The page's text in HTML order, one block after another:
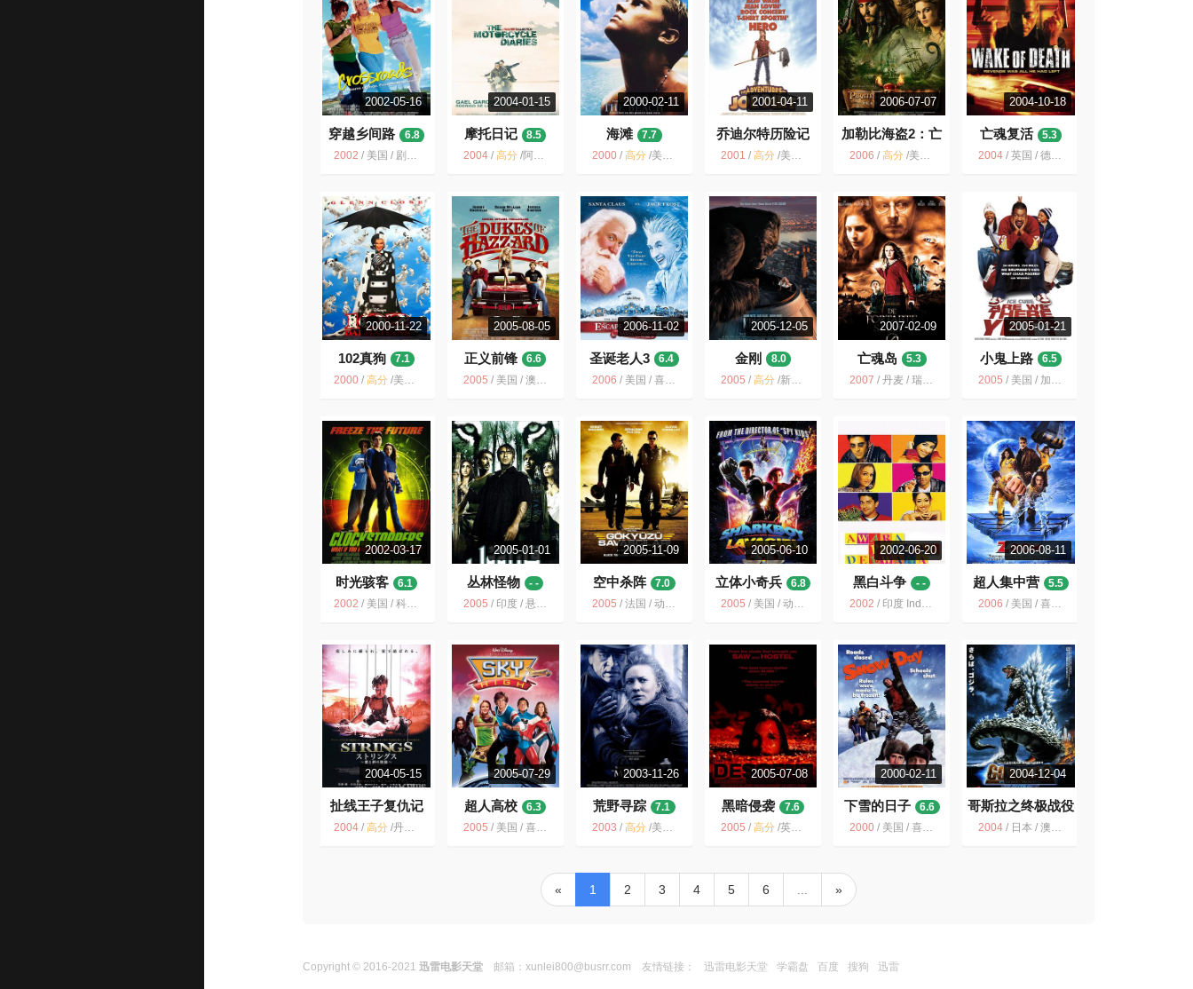
2002-05-16
穿越乡间路
6.8
2002 / 美国 / 剧情 喜剧 爱情 音乐 冒险
2004-01-15
摩托日记
8.5
2004/ 高分/阿根廷 / 美国 / 智利 / 秘鲁 / 巴西 / 英国 / 德国 / 法国 / 剧情 传记 冒险
2000-02-11
海滩
7.7
2000/ 高分/美国 / 英国 / 剧情 爱情 冒险
2001-04-11
乔迪尔特历险记
7.3
2001 / 高分/美国 / 喜剧 爱情 悬疑 冒险
2006-07-07
加勒比海盗2：亡
灵的宝藏
8.4
2006 /高分 /美国 / 动作 奇幻 冒险
2004-10-18
亡魂复活
5.3
2004 /英国 / 德国 / 法国 / 南非 / 动作 冒险
2000-11-22
102真狗
7.1
2000 /高分 /美国 / 英国 / 喜剧 冒险
2005-08-05
正义前锋
6.6
2005 / 美国 / 澳大利亚 / 喜剧 动作 冒险
2006-11-02
圣诞老人3
6.4
2006 / 美国 / 喜剧 家庭 奇幻 冒险
2005-12-05
金刚
8.0
2005 / 高分/新西兰 / 美国 / 德国 / 动作 奇幻 冒险
2007-02-09
亡魂岛
5.3
2007 /丹麦 / 瑞典 / 德国 / 动作 家庭 奇幻 冒险
2005-01-21
小鬼上路
6.5
2005 / 美国 / 加拿大 / 剧情 喜剧 爱情 家庭 冒险
2002-03-17
时光骇客
6.1
2002 / 美国 / 科幻 惊悚 冒险
2005-01-01
丛林怪物
- -
2005 / 印度 / 悬疑 惊悚 冒险
2005-11-09
空中杀阵
7.0
2005 / 法国 / 动作 冒险
2005-06-10
立体小奇兵
6.8
2005 / 美国 / 动作 家庭 奇幻 冒险
2002-06-20
黑白斗争
- -
2002 / 印度 India / 剧情 喜剧 动作 爱情 歌舞 冒险
2006-08-11
超人集中营
5.5
2006 / 美国 / 喜剧 动作 科幻 冒险
2004-05-15
扯线王子复仇记
7.2
2004 /高分 /丹麦 / 挪威 / 瑞典 / 英国 / 剧情 奇幻 冒险
2005-07-29
超人高校
6.3
2005 / 美国 / 喜剧 科幻 家庭 冒险
2003-11-26
荒野寻踪
7.1
2003 / 高分/美国 / 惊悚 西部 冒险
2005-07-08
黑暗侵袭
7.6
2005 / 高分/英国 / 法国 / 惊悚 恐怖 冒险
2000-02-11
下雪的日子
6.6
2000 / 美国 / 喜剧 家庭 冒险 爱情
2004-12-04
哥斯拉之终极战役
6.7
2004 / 日本 / 澳大利亚 / 美国 / 中国大陆 / 动作 冒险 奇幻 科幻 惊悚
« 1 2 3 4 5 6 »
Copyright © 2016-2021迅雷电影天堂 邮箱：xunlei800@busrr.com 友情链接： 迅雷电影天堂 学霸盘 百度 搜狗 迅雷